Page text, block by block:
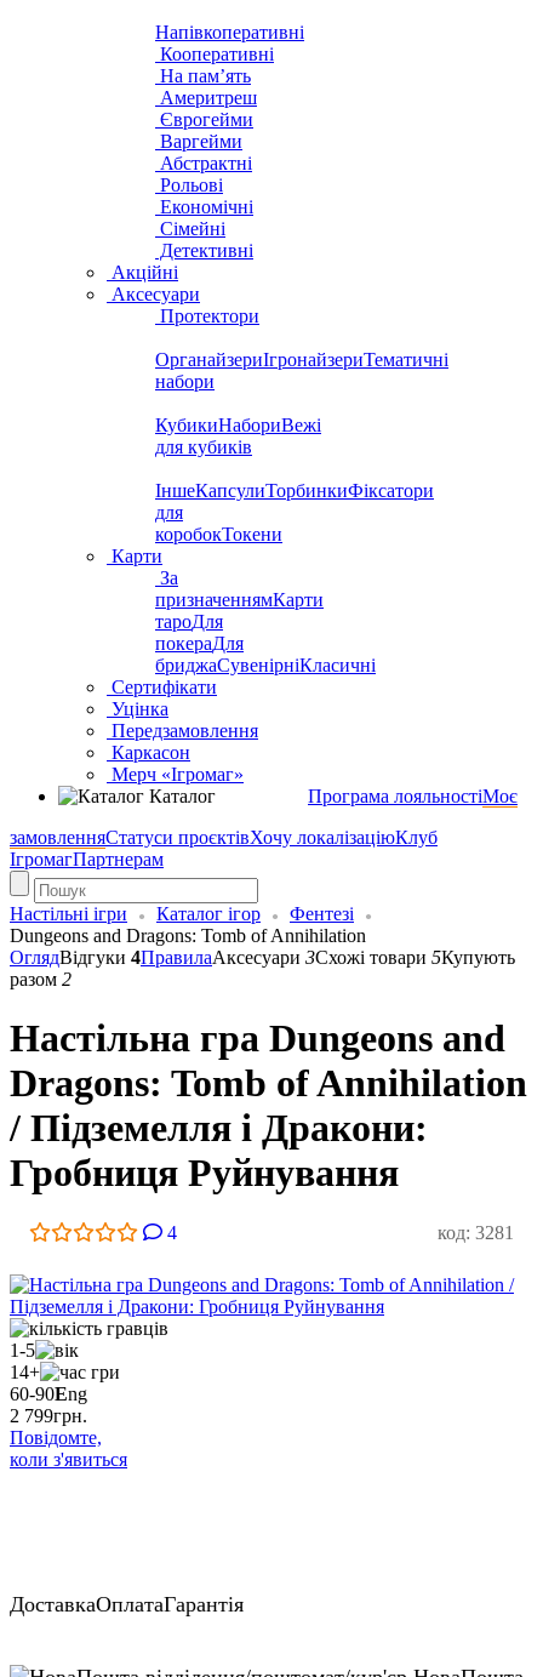
Напівкоперативні
Кооперативні
На пам’ять
Америтреш
Єврогейми
Варгейми
Абстрактні
Рольові
Економічні
Сімейні
Детективні
Акційні
Аксесуари
Протектори
ОрганайзериІгронайзериТематичні
набори
КубикиНабориВежі
для кубиків
ІншеКапсулиТорбинкиФіксатори
для
коробокТокени
Карти
За
призначеннямКарти
тароДля
покераДля
бриджаСувенірніКласичні
Сертифікати
Уцінка
Передзамовлення
Каркасон
Мерч «Ігромаг»
Каталог
Програма лояльностіМоє
замовленняСтатуси проєктівХочу локалізаціюКлуб
ІгромагПартнерам
Настільні ігри Каталог ігор
Фентезі
Dungeons and Dragons: Tomb of Annihilation
ОглядВідгуки 4ПравилаАксесуари 3Схожі товари 5Купують
разом 2
Настільна гра Dungeons and
Dragons: Tomb of Annihilation
/ Підземелля і Дракони:
Гробниця Руйнування
4 код: 3281
1-5
14+
60-90Eng
2 799грн.
Повідомте,
коли з'явиться
ДоставкаОплатаГарантія